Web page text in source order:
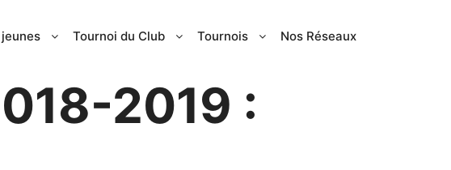
Tournoi du Club Tournois Nos Réseaux
2019 :